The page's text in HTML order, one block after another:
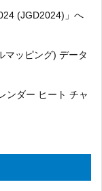
(JGD2024)」へ
マッピング) データ
ンダー ヒート チャ